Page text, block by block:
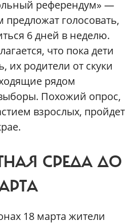
референдум» —
голосовать,
6 дней в неделю.
что пока дети
их родители от скуки
рядом
Похожий опрос,
взрослых, пройдет
СРЕДА ДО
18 марта жители